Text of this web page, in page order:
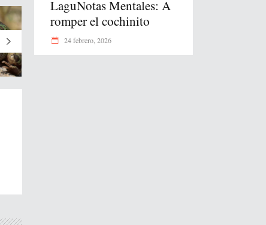
LaguNotas Mentales: A
romper el cochinito
24 febrero, 2026